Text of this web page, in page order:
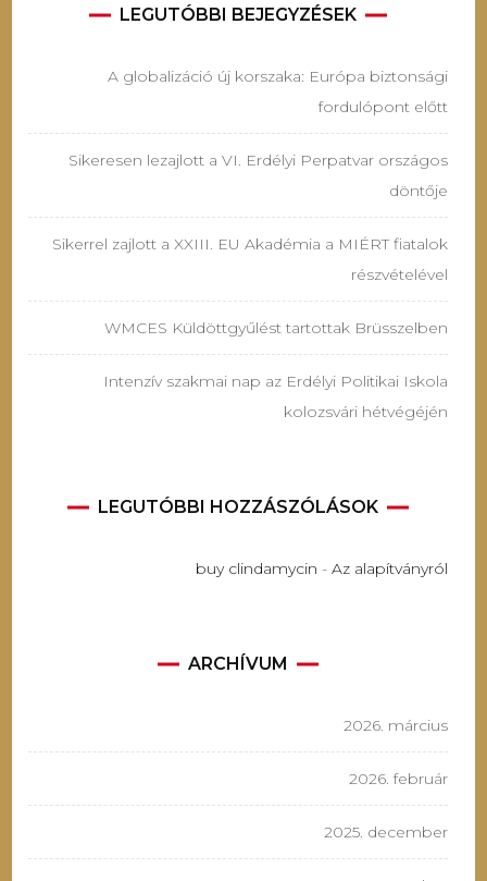
LEGUTÓBBI BEJEGYZÉSEK
A globalizáció új korszaka: Európa biztonsági
fordulópont előtt
Sikeresen lezajlott a VI. Erdélyi Perpatvar országos
döntője
Sikerrel zajlott a XXIII. EU Akadémia a MIÉRT fiatalok
részvételével
WMCES Küldöttgyűlést tartottak Brüsszelben
Intenzív szakmai nap az Erdélyi Politikai Iskola
kolozsvári hétvégéjén
LEGUTÓBBI HOZZÁSZÓLÁSOK
buy clindamycin - Az alapítványról
ARCHÍVUM
2026. március
2026. február
2025. december